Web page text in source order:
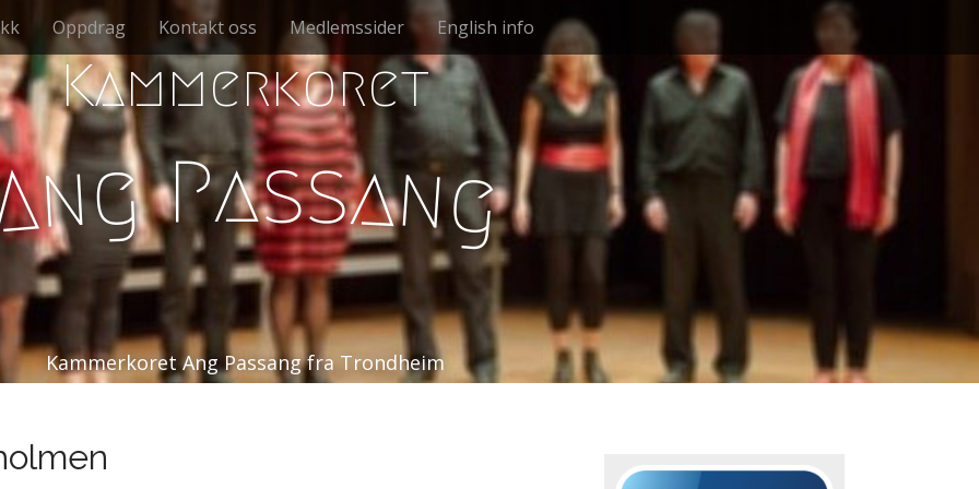
Oppdrag Kontakt oss Medlemssider English info
Kammerkoret
ng Passang
Kammerkoret Ang Passang fra Trondheim